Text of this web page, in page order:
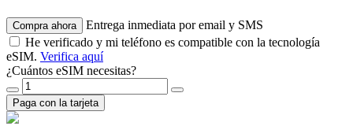
Compra ahora
Entrega inmediata por email y SMS
He verificado y mi teléfono es compatible con la tecnología
eSIM. Verifica aquí
¿Cuántos eSIM necesitas?
Paga con la tarjeta